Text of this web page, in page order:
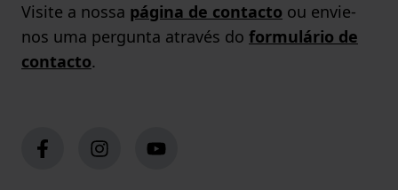
Visite a nossa página de contacto ou envie-
nos uma pergunta através do formulário de
contacto.